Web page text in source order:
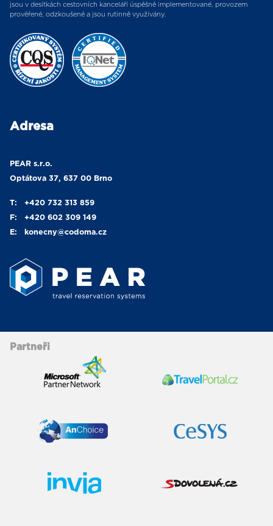
jsou v desítkách cestovních kanceláří úspěšně implementované, provozem
prověřené, odzkoušené a jsou rutinně využívány.
Adresa
PEAR s.r.o.
Optátova 37, 637 00 Brno
T:
+420 732 313 859
F:
+420 602 309 149
E:
konecny@codoma.cz
Partneři